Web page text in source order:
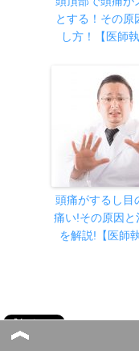
とする！その原
し方！【医師執
頭痛がするし目
痛い!その原因と
を解説!【医師執